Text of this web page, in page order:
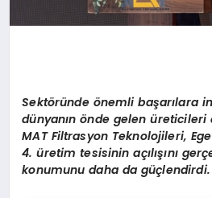
Sektöründe önemli başarılara
dünyanın önde gelen üreticileri
MAT Filtrasyon Teknolojileri,
4. üretim tesisinin açılışını
konumunu daha da güçlendirdi.